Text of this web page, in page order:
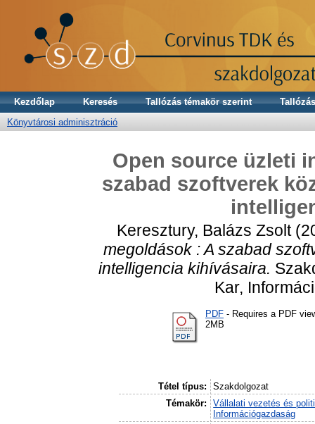
Kezdőlap Keresés Tallózás témakör szerint
Könyvtárosi adminisztráció
Open source üzleti
szabad szoftverek
Keresztury, Balázs Zsolt
megoldások : A szabad
intelligencia kihívásaira.
Kar,
PDF - Requires a PDF
2MB
Tétel típus:
Szakdolgozat
Témakör:
Vállalati vezetés és
Információgazdaság